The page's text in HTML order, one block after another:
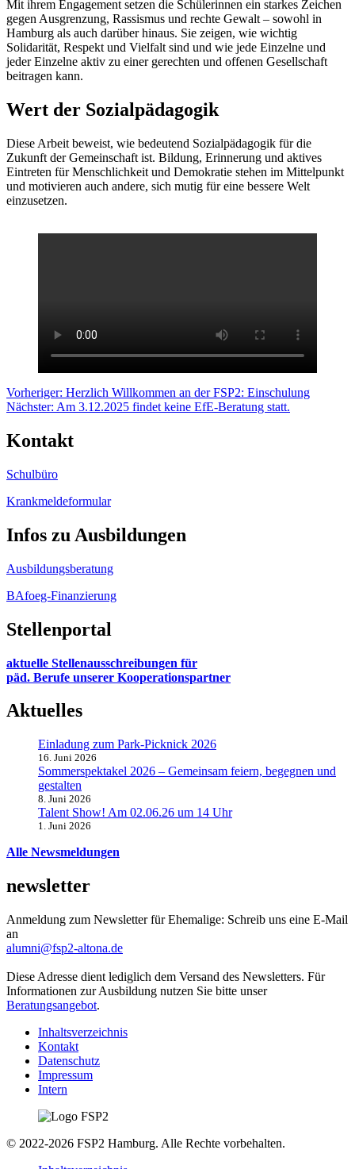
Mit ihrem Engagement setzen die Schülerinnen ein starkes Zeichen
gegen Ausgrenzung, Rassismus und rechte Gewalt – sowohl in
Hamburg als auch darüber hinaus. Sie zeigen, wie wichtig
Solidarität, Respekt und Vielfalt sind und wie jede Einzelne und
jeder Einzelne aktiv zu einer gerechten und offenen Gesellschaft
beitragen kann.
Wert der Sozialpädagogik
Diese Arbeit beweist, wie bedeutend Sozialpädagogik für die
Zukunft der Gemeinschaft ist. Bildung, Erinnerung und aktives
Eintreten für Menschlichkeit und Demokratie stehen im Mittelpunkt
und motivieren auch andere, sich mutig für eine bessere Welt
einzusetzen.
Beitragsnavigation
Vorheriger: Herzlich Willkommen an der FSP2: Einschulung
Nächster: Am 3.12.2025 findet keine EfE-Beratung statt.
Kontakt
Schulbüro
Krankmeldeformular
Infos zu Ausbildungen
Ausbildungsberatung
BAfoeg-Finanzierung
Stellenportal
aktuelle Stellenausschreibungen für
päd. Berufe unserer Kooperationspartner
Aktuelles
Einladung zum Park-Picknick 2026
16. Juni 2026
Sommerspektakel 2026 – Gemeinsam feiern, begegnen und
gestalten
8. Juni 2026
Talent Show! Am 02.06.26 um 14 Uhr
1. Juni 2026
Alle Newsmeldungen
newsletter
Anmeldung zum Newsletter für Ehemalige: Schreib uns eine E-Mail
an
alumni@fsp2-altona.de
Diese Adresse dient lediglich dem Versand des Newsletters. Für
Informationen zur Ausbildung nutzen Sie bitte unser
Beratungsangebot.
Inhaltsverzeichnis
Kontakt
Datenschutz
Impressum
Intern
© 2022-2026 FSP2 Hamburg. Alle Rechte vorbehalten.